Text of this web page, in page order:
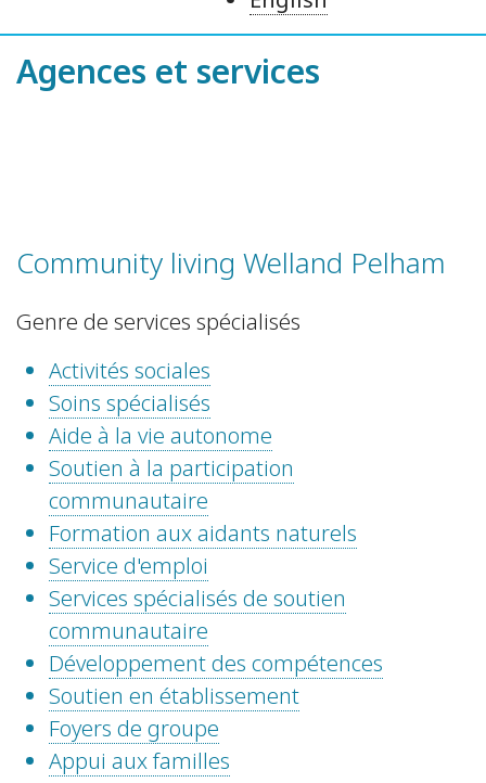
Agences et services
Community living Welland Pelham
Genre de services spécialisés
Activités sociales
Soins spécialisés
Aide à la vie autonome
Soutien à la participation
communautaire
Formation aux aidants naturels
Service d'emploi
Services spécialisés de soutien
communautaire
Développement des compétences
Soutien en établissement
Foyers de groupe
Appui aux familles